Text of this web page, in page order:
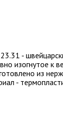
-
изогнутое к
из
-